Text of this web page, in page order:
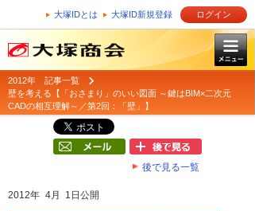
大塚IDとは 大塚ID新規登録 ログイン
2012年 記事一覧
壁を考える【「おさまり」のいい図面 ～鍵はBIM×二次元
CADの相互理解～／第2回：「壁」】
後で見る一覧
2012年 4月 1日公開